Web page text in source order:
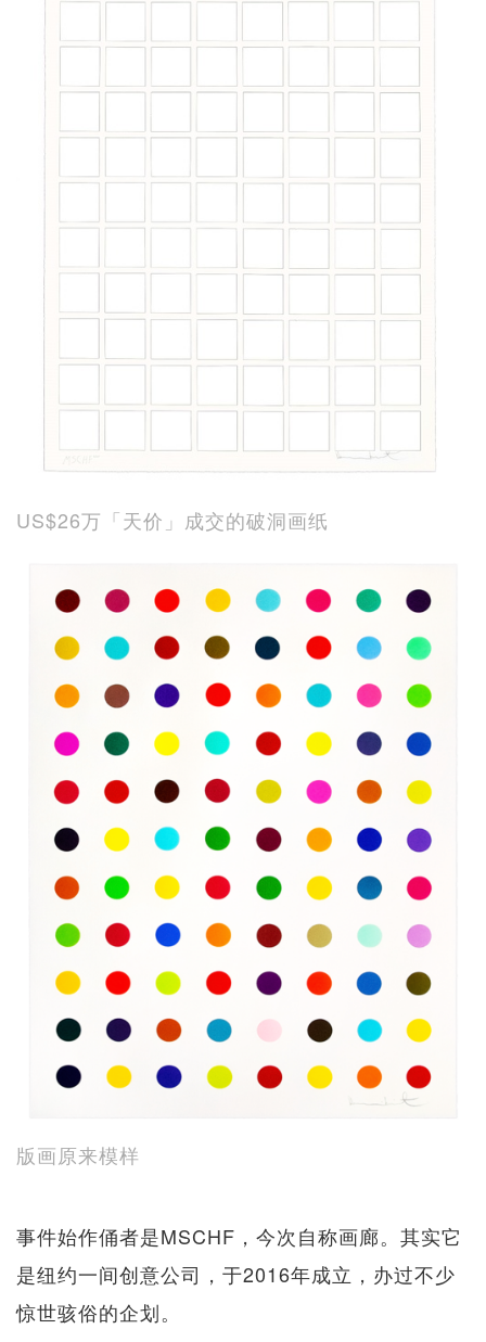
US$26万「天价」成交的破洞画纸
版画原来模样
事件始作俑者是MSCHF，今次自称画廊。其实它
是纽约一间创意公司，于2016年成立，办过不少
惊世骇俗的企划。